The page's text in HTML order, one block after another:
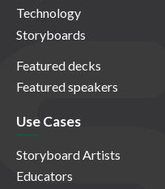
Technology
Storyboards
Featured decks
Featured speakers
Use Cases
Storyboard Artists
Educators